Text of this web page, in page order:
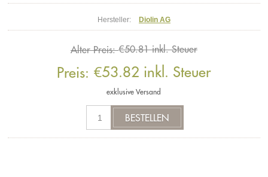
Hersteller: Diolin AG
Alter Preis: €50.81 inkl. Steuer
Preis: €53.82 inkl. Steuer
exklusiveVersand